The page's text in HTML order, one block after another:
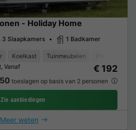
- Holiday Home
3 Slaapkamers 1 Badkamer
Koelkast Tuinmeubelen
Vanaf
€ 192
toeslagen op basis van 2 personen
Zie aanbiedingen
Meer weten